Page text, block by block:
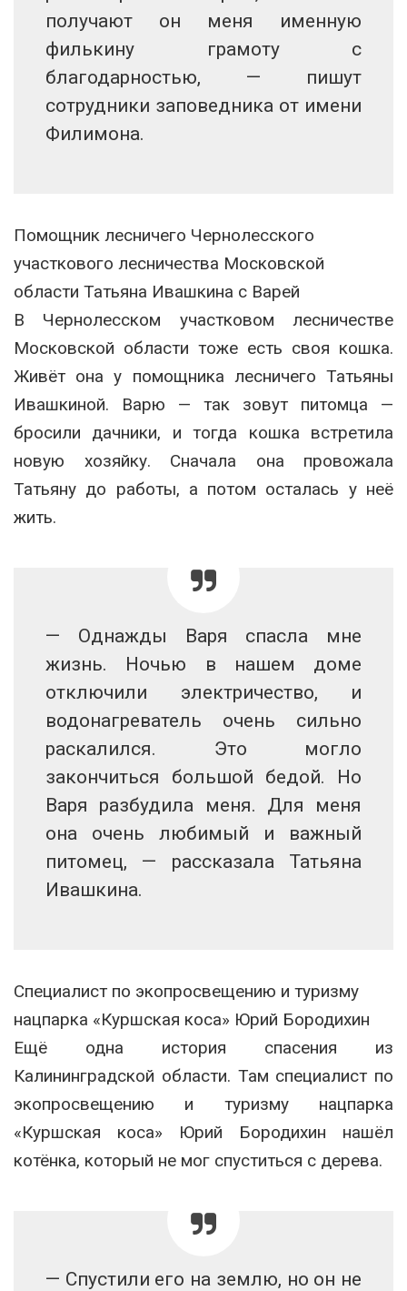
получают он меня именную
филькину грамоту с
благодарностью, — пишут
сотрудники заповедника от имени
Филимона.
Помощник лесничего Чернолесского
участкового лесничества Московской
области Татьяна Ивашкина с Варей
В Чернолесском участковом лесничестве
Московской области тоже есть своя кошка.
Живёт она у помощника лесничего Татьяны
Ивашкиной. Варю — так зовут питомца —
бросили дачники, и тогда кошка встретила
новую хозяйку. Сначала она провожала
Татьяну до работы, а потом осталась у неё
жить.
— Однажды Варя спасла мне
жизнь. Ночью в нашем доме
отключили электричество, и
водонагреватель очень сильно
раскалился. Это могло
закончиться большой бедой. Но
Варя разбудила меня. Для меня
она очень любимый и важный
питомец, — рассказала Татьяна
Ивашкина.
Специалист по экопросвещению и туризму
нацпарка «Куршская коса» Юрий Бородихин
Ещё одна история спасения из
Калининградской области. Там специалист по
экопросвещению и туризму нацпарка
«Куршская коса» Юрий Бородихин нашёл
котёнка, который не мог спуститься с дерева.
— Спустили его на землю, но он не